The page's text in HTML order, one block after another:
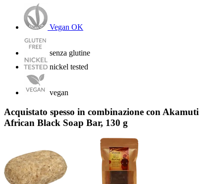
Vegan OK
senza glutine
nickel tested
vegan
Acquistato spesso in combinazione con Akamuti
African Black Soap Bar, 130 g